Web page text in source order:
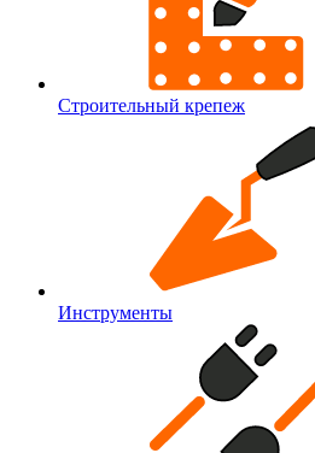
Строительный крепеж
Инструменты